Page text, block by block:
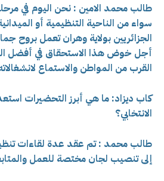
طالب محمد الامين : نحن اليوم في
سواء من الناحية التنظيمية أو
الجزائريين بولاية وهران تعمل بروح
أجل خوض هذا الاستحقاق في أفضل
القرب من المواطن والاستماع
كاب ديزاد: ما هي أبرز التحضيرات
الانتخابي؟
طالب محمد : تم عقد عدة لقاءات
إلى تنصيب لجان مختصة للعمل